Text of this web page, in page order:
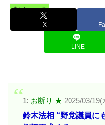
憤まんニュース
X
LINE
1: お断り ★ 2025/03/19(
鈴木法相 “野党議員に